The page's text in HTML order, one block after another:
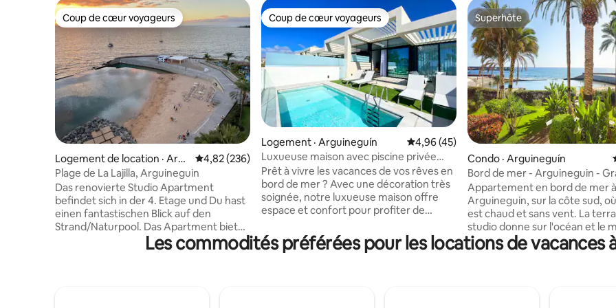
Coup de cœur voyageurs
Coup de cœur voyageurs
Logement de location · Arg
uineguín
Note moyenne de 4,82 sur 5, 236 commentaires
4,82 (236)
Plage de La Lajilla, Arguineguin
Das renovierte Studio Apartment
befindet sich in der 4. Etage und Du hast
einen fantastischen Blick auf den
Strand/Naturpool. Das Apartment bietet
alles was Du für einen entspannten
Urlaub benötigen: gut ausgestattete
Coup de cœur voyageurs
Coup de cœur voyageurs
Logement · Arguineguín Note moyenne de 4,96 sur 5, 45
4,96 (45)
Luxueuse maison avec piscine privée
face à la mer
Prêt à vivre les vacances de vos rêves en
bord de mer ? Avec une décoration très
soignée, notre luxueuse maison offre
espace et confort pour profiter de
l'atmosphère unique et idyllique de la
côte d'Arguineguín. Il dispose d'un salon
Superhôte
Superhôte
Condo · Arguineguín
Bord de mer - Arguineguin -
Canarie
Appartement en bord de mer à
Arguineguin, sur la côte sud,
est chaud et sans vent. La
studio donne sur l'océan et le
jardin méditerranéen en
maison, nous sommes sur le
climatisation mobile. Le centre
Les commodités préférées pour les locations de vacances